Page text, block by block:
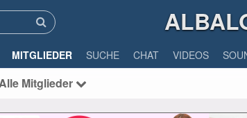
MITGLIEDER SUCHE CHAT VIDEOS
Mitglieder